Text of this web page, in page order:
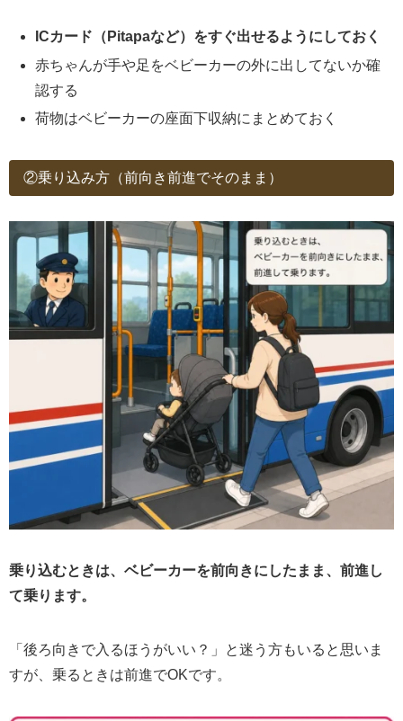
ICカード（Pitapaなど） をすぐ出せるようにしておく
赤ちゃんが手や足をベビーカーの外に出してないか確
認する
荷物はベビーカーの座面下収納にまとめておく
②乗り込み方（前向き前進でそのまま）
乗り込むときは、ベビーカーを前向きにしたまま、前進し
て乗ります。
「後ろ向きで入るほうがいい？」と迷う方もいると思いま
すが、乗るときは前進でOKです。